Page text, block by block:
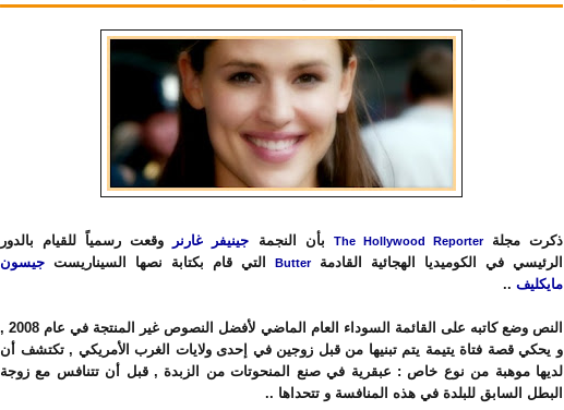
ذكرت مجلةThe Hollywood Reporter بأن النجمة جينيفر غارنر
وقعت رسمياً للقيام بالدور
الرئيسي في الكوميديا الهجائية القادمةButter التي قام بكتابة نصها السيناريست جيسون
مايكليف ..
النص وضع كاتبه على القائمة السوداء العام الماضي لأفضل النصوص غير المنتجة في عام 2008 ,
و يحكي قصة فتاة يتيمة يتم تبنيها من قبل زوجين في إحدى ولايات الغرب الأمريكي , تكتشف أن
لديها موهبة من نوع خاص : عبقرية في صنع المنحوتات من الزبدة , قبل أن تتنافس مع زوجة
البطل السابق للبلدة في هذه المنافسة و تتحداها ..